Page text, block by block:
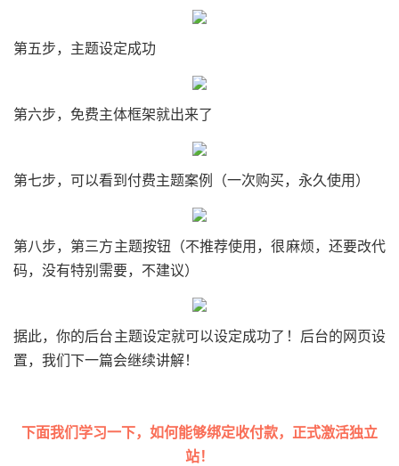
第五步，主题设定成功
第六步，免费主体框架就出来了
第七步，可以看到付费主题案例（一次购买，永久使用）
第八步，第三方主题按钮（不推荐使用，很麻烦，还要改代
码，没有特别需要，不建议）
据此，你的后台主题设定就可以设定成功了！后台的网页设
置，我们下一篇会继续讲解！
下面我们学习一下，如何能够绑定收付款，正式激活独立
站！